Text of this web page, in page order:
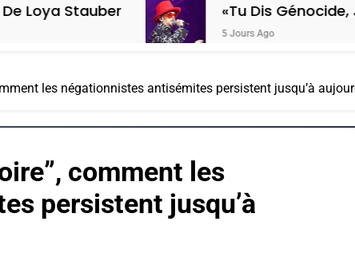
«Tu Dis Génocide, Je Dis
5 Jours Ago
les négationnistes antisémites persistent jusqu’à
comment les
persistent jusqu’à